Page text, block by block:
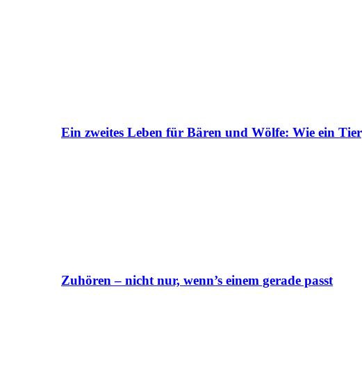
Ein zweites Leben für Bären und Wölfe: Wie ein
Zuhören – nicht nur, wenn’s einem gerade passt